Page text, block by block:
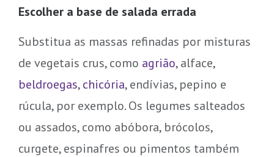
Escolher a base de salada errada
Substitua as massas refinadas por misturas
de vegetais crus, como agrião, alface,
beldroegas,chicória, endívias, pepino e
rúcula, por exemplo. Os legumes salteados
ou assados, como abóbora, brócolos,
curgete, espinafres ou pimentos também